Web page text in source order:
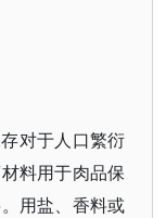
对于人口繁衍
料用于肉品保
用盐、香料或